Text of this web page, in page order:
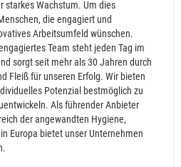
starkes Wachstum. Um dies
die engagiert und
Arbeitsumfeld wünschen.
Team steht jeden Tag im
sorgt seit mehr als 30 Jahren durch
Fleiß für unseren Erfolg. Wir bieten
Potenzial bestmöglich zu
Als führender Anbieter
der angewandten Hygiene,
Europa bietet unser Unternehmen